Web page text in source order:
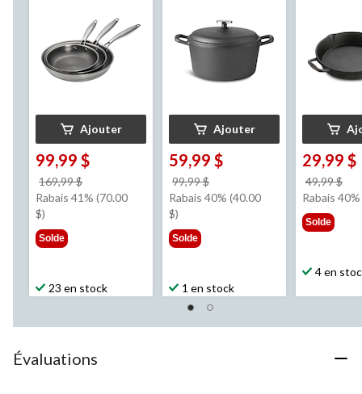
et 28 cm, paq. 3
Ajouter
99,99 $
169,99 $
était
Rabais 41% (70.00
$)
Solde
23 en stock
Ajouter
59,99 $
99,99 $
était
Rabais 40% (40.00
$)
Solde
1 en stock
29,99 $
49,99 $
Rabais 40%
Solde
4 en
Évaluations